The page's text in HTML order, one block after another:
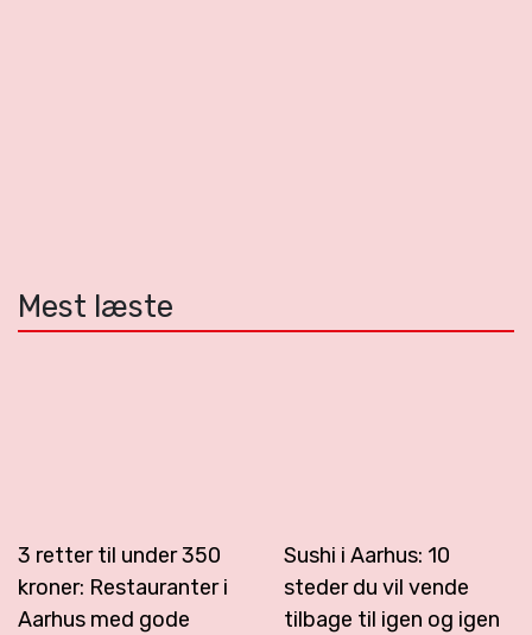
Mest læste
3 retter til under 350
kroner: Restauranter i
Aarhus med gode
Sushi i Aarhus: 10
steder du vil vende
tilbage til igen og igen